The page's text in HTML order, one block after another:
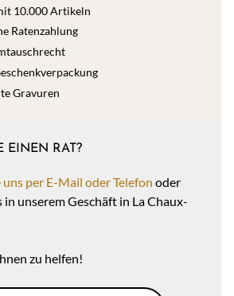
10.000 Artikeln
Ratenzahlung
Gravuren
EINEN RAT?
per E-Mail oder Telefon oder
in unserem Geschäft in La Chaux-
zu helfen!